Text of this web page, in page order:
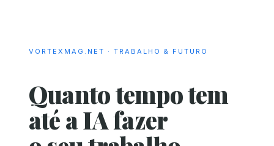
VORTEXMAG.NET · TRABALHO & FUTURO
Quanto tempo tem
até a IA fazer